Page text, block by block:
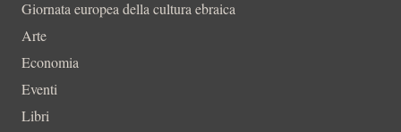
Giornata europea della cultura ebraica
Arte
Economia
Eventi
Libri